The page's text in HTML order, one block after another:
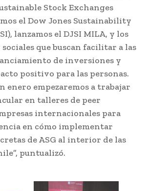
Stock Exchanges
el Dow Jones Sustainability
lanzamos el DJSI MILA, y los
que buscan facilitar a las
de inversiones y
positivo para las personas.
enero empezaremos a trabajar
en talleres de peer
internacionales para
en cómo implementar
de ASG al interior de las
puntualizó.